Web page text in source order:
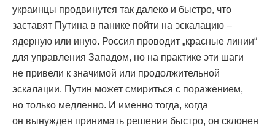
украинцы продвинутся так далеко и быстро, что
заставят Путина в панике пойти на эскалацию –
ядерную или иную. Россия проводит „красные линии“
для управления Западом, но на практике эти шаги
не привели к значимой или продолжительной
эскалации. Путин может смириться с поражением,
но только медленно. И именно тогда, когда
он вынужден принимать решения быстро, он склонен